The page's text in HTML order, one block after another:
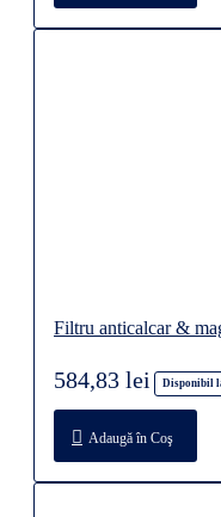
Filtru anticalcar &
Disponibil
584,83 lei
Adaugă în Coş